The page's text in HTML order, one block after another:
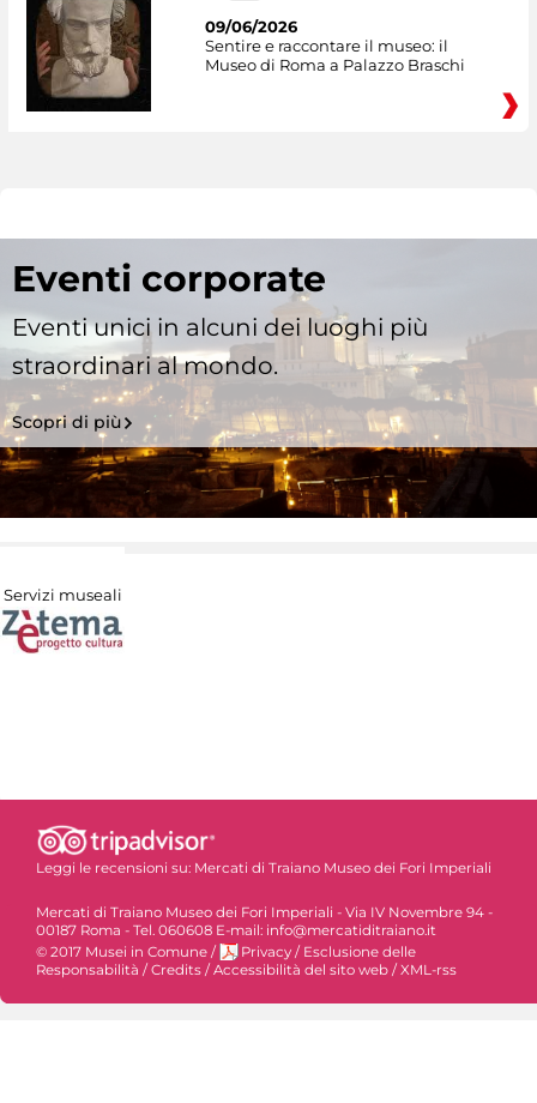
09/06/2026
Sentire e raccontare il museo: il
Museo di Roma a Palazzo Braschi
Eventi corporate
Eventi unici in alcuni dei luoghi più
straordinari al mondo.
Scopri di più
Servizi museali
Leggi le recensioni su: Mercati di Traiano Museo dei Fori Imperiali
Mercati di Traiano Museo dei Fori Imperiali - Via IV Novembre 94 -
00187 Roma - Tel. 060608 E-mail: info@mercatiditraiano.it
© 2017 Musei in Comune / Privacy / Esclusione delle
Responsabilità / Credits / Accessibilità del sito web / XML-rss